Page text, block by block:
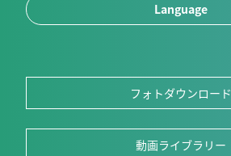
Language
フォトダウンロード
動画ライブラリー